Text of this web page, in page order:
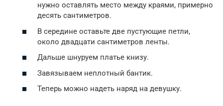
нужно оставлять место между краями, примерно
десять сантиметров.
В середине оставьте две пустующие петли,
около двадцати сантиметров ленты.
Дальше шнуруем платье книзу.
Завязываем неплотный бантик.
Теперь можно надеть наряд на девушку.